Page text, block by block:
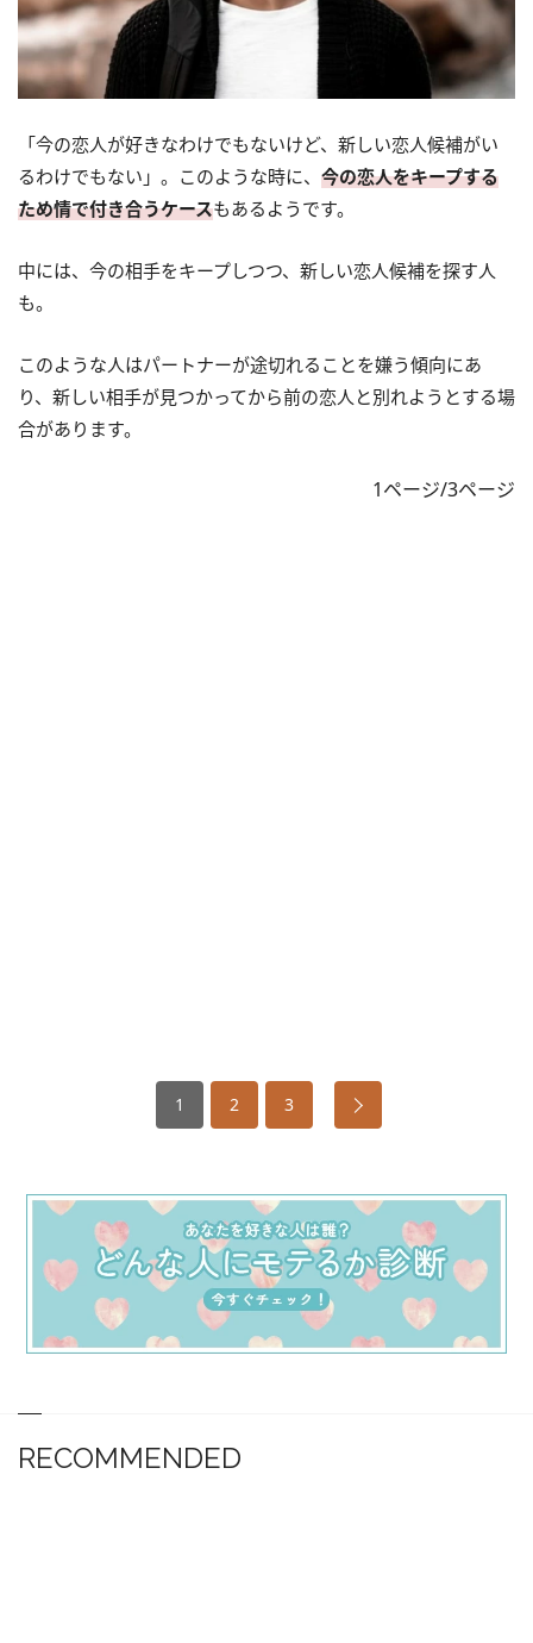
「今の恋人が好きなわけでもないけど、新しい恋人候補がい
るわけでもない」。このような時に、 今の恋人をキープする
ため情で付き合うケースもあるようです。
中には、今の相手をキープしつつ、新しい恋人候補を探す人
も。
このような人はパートナーが途切れることを嫌う傾向にあ
り、新しい相手が見つかってから前の恋人と別れようとする場
合があります。
1ページ/3ページ
1 2 3
RECOMMENDED